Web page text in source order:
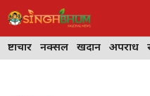
Skip
to
content
भ्रष्टाचार नक्सल खदान अपराध